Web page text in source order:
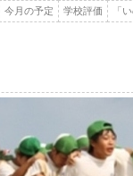
今月の予定 学校評価 「